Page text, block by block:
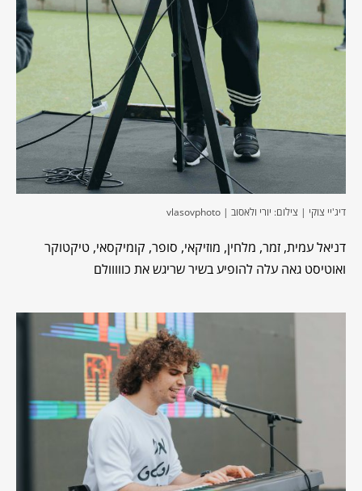
דיג'יי צוקי | צילום: יורי ולאסוב | vlasovphoto
דניאל עמית, זמר, מלחין, מוזיקאי, סופר, קומיקסאי, טיקטוקר
ואוטיסט גאה עלה להופיע בשיר שריגש את כווווולם